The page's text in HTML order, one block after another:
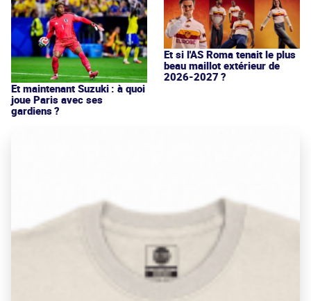
Et maintenant Suzuki : à quoi
joue Paris avec ses
gardiens ?
Et si l'AS Roma tenait le plus
beau maillot extérieur de
2026-2027 ?